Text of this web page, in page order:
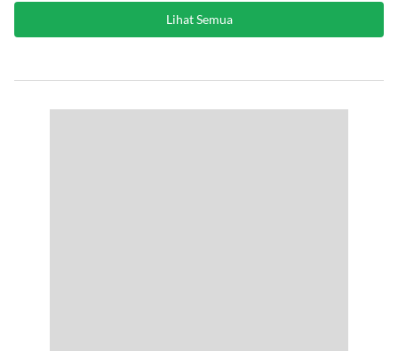
Lihat Semua